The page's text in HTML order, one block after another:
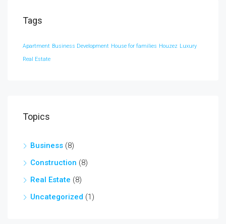
Tags
Apartment Business Development House for families Houzez Luxury
Real Estate
Topics
Business (8)
Construction (8)
Real Estate (8)
Uncategorized (1)